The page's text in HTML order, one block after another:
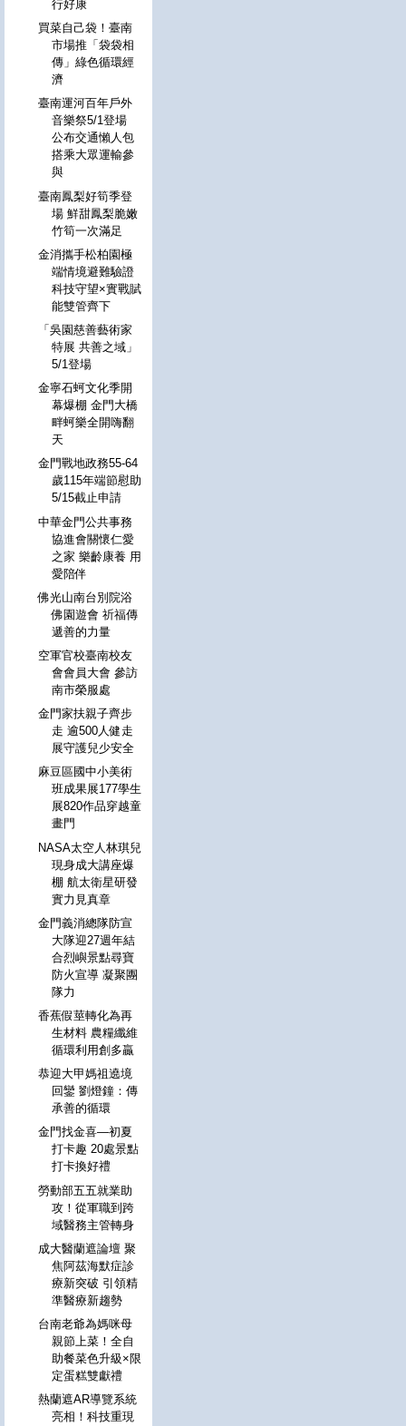
行好康
買菜自己袋！臺南
市場推「袋袋相
傳」綠色循環經
濟
臺南運河百年戶外
音樂祭5/1登場
公布交通懶人包
搭乘大眾運輸參
與
臺南鳳梨好筍季登
場 鮮甜鳳梨脆嫩
竹筍一次滿足
金消攜手松柏園極
端情境避難驗證
科技守望×實戰賦
能雙管齊下
「吳園慈善藝術家
特展 共善之域」
5/1登場
金寧石蚵文化季開
幕爆棚 金門大橋
畔蚵樂全開嗨翻
天
金門戰地政務55-64
歲115年端節慰助
5/15截止申請
中華金門公共事務
協進會關懷仁愛
之家 樂齡康養 用
愛陪伴
佛光山南台別院浴
佛園遊會 祈福傳
遞善的力量
空軍官校臺南校友
會會員大會 參訪
南市榮服處
金門家扶親子齊步
走 逾500人健走
展守護兒少安全
麻豆區國中小美術
班成果展177學生
展820作品穿越童
畫門
NASA太空人林琪兒
現身成大講座爆
棚 航太衛星研發
實力見真章
金門義消總隊防宣
大隊迎27週年結
合烈嶼景點尋寶
防火宣導 凝聚團
隊力
香蕉假莖轉化為再
生材料 農糧纖維
循環利用創多贏
恭迎大甲媽祖遶境
回鑾 劉燈鐘：傳
承善的循環
金門找金喜—初夏
打卡趣 20處景點
打卡換好禮
勞動部五五就業助
攻！從軍職到跨
域醫務主管轉身
成大醫蘭遮論壇 聚
焦阿茲海默症診
療新突破 引領精
準醫療新趨勢
台南老爺為媽咪母
親節上菜！全自
助餐菜色升級×限
定蛋糕雙獻禮
熱蘭遮AR導覽系統
亮相！科技重現